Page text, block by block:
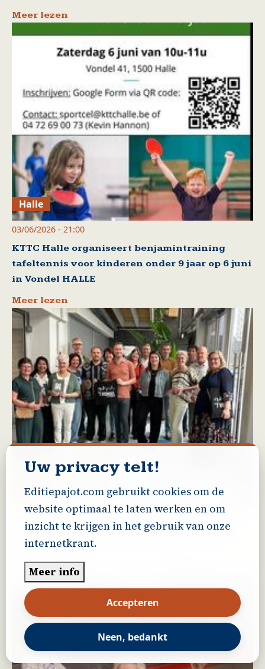
Meer lezen
Halle
03/06/2026 - 21:00
KTTC Halle organiseert benjamintraining
tafeltennis voor kinderen onder 9 jaar op 6 juni
in Vondel HALLE
Meer lezen
Halle
03/06/2026 - 20:35
CC t Vondel stelt seizoen 2026 2027 voor in
HALLE
Meer lezen
Uw privacy telt!
Editiepajot.com gebruikt cookies om de
website optimaal te laten werken en om
inzicht te krijgen in het gebruik van onze
internetkrant.
Meer info
Accepteren
Neen, bedankt